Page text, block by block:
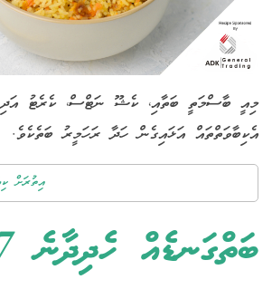
މިއީ ބާސްމަތީ ބަތާއި، ކެޝޫ ނަޓްސް، ކެރެޓު
އެކިބާވަތްތައް އަޅައިގެން ހަދާ ރަހަމީރު ބަތެކެވެ.
އިތުރަށް
ބަތްގަނޑެއް ހެދިދާނެ 7 ގޮތް